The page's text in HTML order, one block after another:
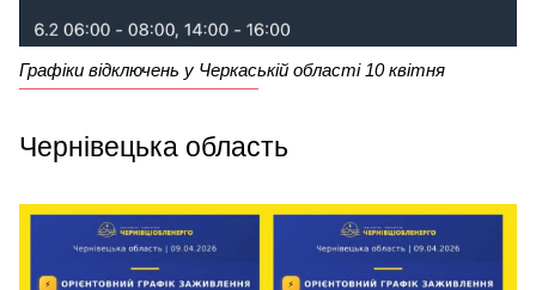
Графіки відключень у Черкаській області 10 квітня
Чернівецька область